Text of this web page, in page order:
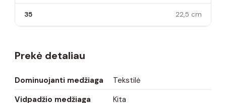
35 22,5 cm
Prekė detaliau
Dominuojanti medžiaga
Tekstilė
Vidpadžio medžiaga
Kita